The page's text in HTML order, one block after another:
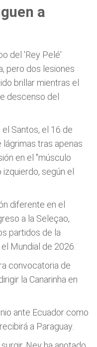
a
del 'Rey Pelé'
pero dos lesiones
brillar mientras el
descenso del
Santos, el 16 de
tras apenas
en el "músculo
según el
diferente en el
a la Seleçao,
partidos de la
Mundial de 2026.
convocatoria de
la Canarinha en
ante Ecuador como
a Paraguay.